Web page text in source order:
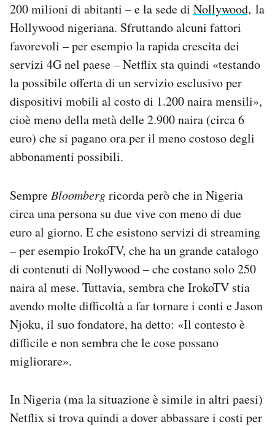
200 milioni di abitanti – e la sede di Nollywood, la
Hollywood nigeriana. Sfruttando alcuni fattori
favorevoli – per esempio la rapida crescita dei
servizi 4G nel paese – Netflix sta quindi «testando
la possibile offerta di un servizio esclusivo per
dispositivi mobili al costo di 1.200 naira mensili»,
cioè meno della metà delle 2.900 naira (circa 6
euro) che si pagano ora per il meno costoso degli
abbonamenti possibili.
SempreBloombergricorda però che in Nigeria
circa una persona su due vive con meno di due
euro al giorno. E che esistono servizi di streaming
– per esempio IrokoTV, che ha un grande catalogo
di contenuti di Nollywood – che costano solo 250
naira al mese. Tuttavia, sembra che IrokoTV stia
avendo molte difficoltà a far tornare i conti e Jason
Njoku, il suo fondatore, ha detto: «Il contesto è
difficile e non sembra che le cose possano
migliorare».
In Nigeria (ma la situazione è simile in altri paesi)
Netflix si trova quindi a dover abbassare i costi per